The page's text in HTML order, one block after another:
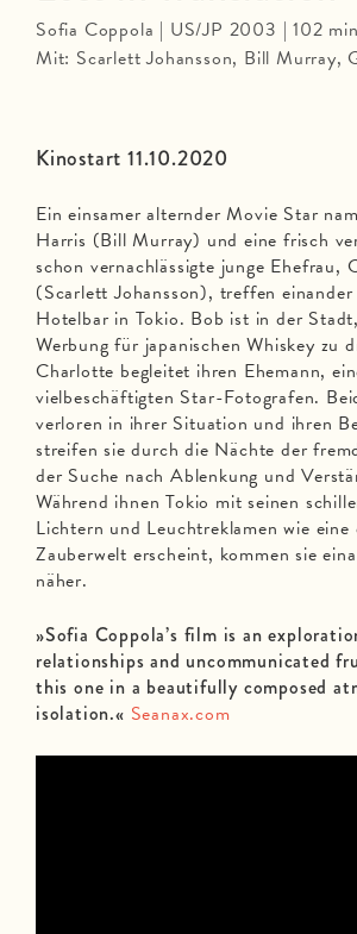
Kinostart 11.10.2020
Ein einsamer alternder Movie Star
Harris (Bill Murray) und eine frisch
schon vernachlässigte junge Ehefrau,
(Scarlett Johansson), treffen
Hotelbar in Tokio. Bob ist in der
Werbung für japanischen Whiskey zu
Charlotte begleitet ihren Ehemann,
vielbeschäftigten Star-Fotografen.
verloren in ihrer Situation und ihren
streifen sie durch die Nächte der
der Suche nach Ablenkung und
Während ihnen Tokio mit seinen
Lichtern und Leuchtreklamen wie
Zauberwelt erscheint, kommen sie
näher.
»Sofia Coppola’s film is an
relationships and uncommunicated
this one in a beautifully composed
isolation.« Seanax.com
Sofia Coppola | US/JP 2003 | 102
Mit: Scarlett Johansson, Bill Murray,